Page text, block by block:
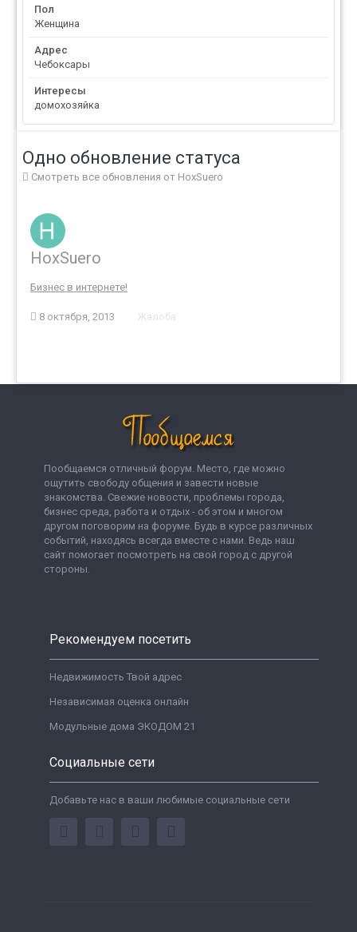
Пол
Женщина
Адрес
Чебоксары
Интересы
домохозяйка
Одно обновление статуса
Смотреть все обновления от HoxSuero
HoxSuero
Бизнес в интернете!
8 октября, 2013 Жалоба
Пообщаемся отличный форум. Место, где можно
ощутить свободу общения и завести новые
знакомства. Свежие новости, проблемы города,
бизнес среда, работа и отдых - об этом и многом
другом поговорим на форуме. Будь в курсе различных
событий, находясь всегда вместе с нами. Ведь наш
сайт помогает посмотреть на свой город с другой
стороны.
Рекомендуем посетить
Недвижимость Твой адрес
Независимая оценка онлайн
Модульные дома ЭКОДОМ 21
Социальные сети
Добавьте нас в ваши любимые социальные сети